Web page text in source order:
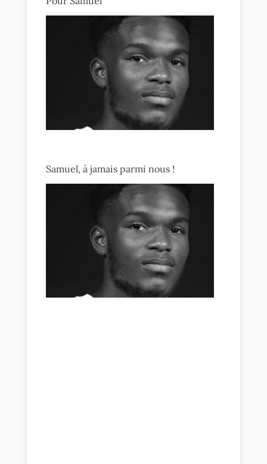
Samuel, à jamais parmi nous !